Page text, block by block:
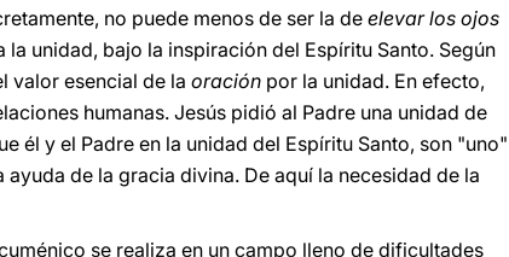
no puede menos de ser la de elevar los ojos
unidad, bajo la inspiración del Espíritu Santo. Según
valor esencial de la oración por la unidad. En efecto,
humanas. Jesús pidió al Padre una unidad de
él y el Padre en la unidad del Espíritu Santo, son "uno"
ayuda de la gracia divina. De aquí la necesidad de la
se realiza en un campo lleno de dificultades